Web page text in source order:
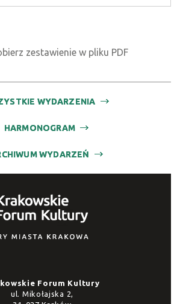
zestawienie w pliku PDF
WYDARZENIA
HARMONOGRAM
WYDARZEŃ
Forum Kultury
ul. Mikołajska 2,